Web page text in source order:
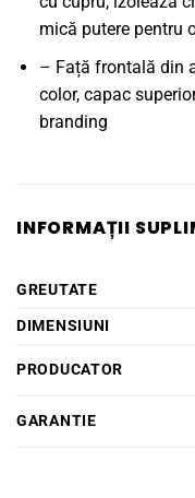
mică putere pentru
– Față frontală din
color, capac
branding
INFORMAȚII
GREUTATE
DIMENSIUNI
PRODUCATOR
GARANTIE